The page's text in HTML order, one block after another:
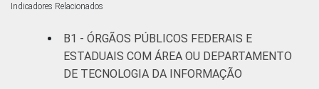
Pesquisa sobre o uso das tecnologias de
informação e comunicação no setor público
brasileiro - TIC Governo Eletrônico 2019.
Indicadores Relacionados
B1 - ÓRGÃOS PÚBLICOS FEDERAIS E
ESTADUAIS COM ÁREA OU DEPARTAMENTO
DE TECNOLOGIA DA INFORMAÇÃO